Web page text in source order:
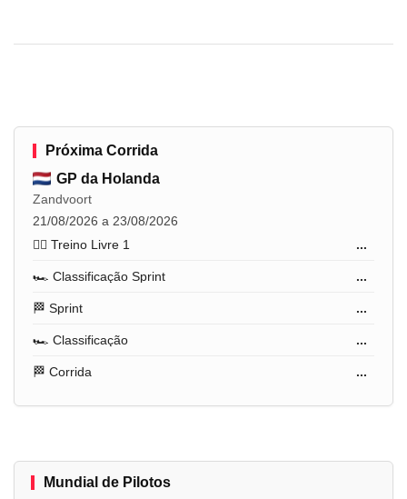
Próxima Corrida
GP da Holanda
Zandvoort
21/08/2026 a 23/08/2026
🏋️‍♂️ Treino Livre 1
...
🏎️ Classificação Sprint ...
🏁 Sprint ...
🏎️ Classificação ...
🏁 Corrida ...
Mundial de Pilotos